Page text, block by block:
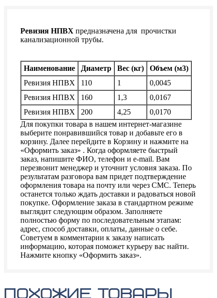
Ревизия НПВХ предназначена для прочистки
канализационной трубы.
Наименование Диаметр Вес (кг)
Объем (м3)
Ревизия НПВХ
110 1
0,0045
Ревизия НПВХ
160 1,3
0,0167
Ревизия НПВХ
200 4,25
0,0170
Для покупки товара в нашем интернет-магазине
выберите понравившийся товар и добавьте его в
корзину. Далее перейдите в Корзину и нажмите на
«Оформить заказ» . Когда оформляете быстрый
заказ, напишите ФИО, телефон и e-mail. Вам
перезвонит менеджер и уточнит условия заказа. По
результатам разговора вам придет подтверждение
оформления товара на почту или через СМС. Теперь
останется только ждать доставки и радоваться новой
покупке. Оформление заказа в стандартном режиме
выглядит следующим образом. Заполняете
полностью форму по последовательным этапам:
адрес, способ доставки, оплаты, данные о себе.
Советуем в комментарии к заказу написать
информацию, которая поможет курьеру вас найти.
Нажмите кнопку «Оформить заказ».
похожие товары